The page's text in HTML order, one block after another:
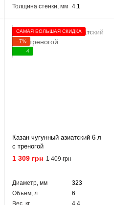
Толщина стенки, мм 4.1
САМАЯ БОЛЬШАЯ СКИДКА
−7%
4
Казан чугунный азиатский 6 л
с треногой
1 309 грн 1 409 грн
Диаметр, мм
323
Объем, л
6
Вес, кг
4.4